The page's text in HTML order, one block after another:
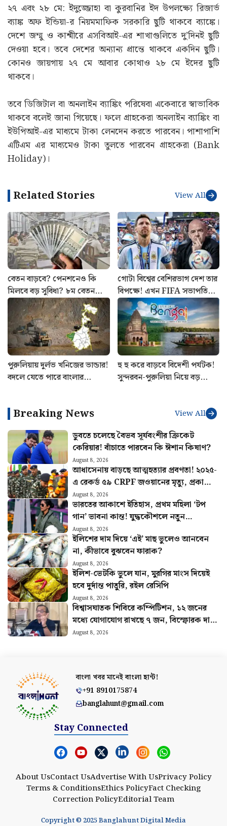
২৭ এবং ২৮ মে: ইদুজ্জোহা বা কুরবানির ইদ উপলক্ষ্যে রিজার্ভ
ব্যাঙ্ক অফ ইন্ডিয়া-র নিয়মমাফিক সরকারি ছুটি থাকবে ব্যাঙ্কে।
দেশে জম্মু ও কাশ্মীরে এসবিআই-এর শাখাগুলিতে দু’দিনই ছুটি
দেওয়া হবে। তবে দেশের অন্যান্য প্রান্তে থাকবে একদিন ছুটি।
কোনও জায়গায় ২৭ মে আবার কোথাও ২৮ মে ইদের ছুটি
থাকবে।
তবে ডিজিটাল বা অনলাইন ব্যাঙ্কিং পরিষেবা একেবারে স্বাভাবিক
থাকবে বলেই জানা গিয়েছে। ফলে গ্রাহকেরা অনলাইন ব্যাঙ্কিং বা
ইউপিআই-এর মাধ্যমে টাকা লেনদেন করতে পারবেন। পাশাপাশি
এটিএম এর মাধ্যমেও টাকা তুলতে পারবেন গ্রাহকেরা (Bank
Holiday)।
Related Stories View All
বেতন বাড়বে? পেনশনেও কি
মিলবে বড় সুবিধা? ৮ম বেতন
কমিশনের বৈঠক ঘিরে বাড়ছে
আশা
গোটা বিশ্বের বেশিরভাগ দেশ তার
বিপক্ষে! এখন FIFA সভাপতি
ইনফান্তিনোর পাশে দাঁড়ালো
মেসির আর্জেন্টিনা
পুরুলিয়ায় দুর্লভ খনিজের ভান্ডার!
বদলে যেতে পারে বাংলার
হু হু করে বাড়বে বিদেশী পর্যটক!
সুন্দরবন-পুরুলিয়া নিয়ে বড়
Breaking News View All
ডুবতে চলেছে বৈভব সূর্যবংশীর ক্রিকেট
কেরিয়ার! বাঁচাতে পারবেন কি ঈশান কিষাণ?
August 8, 2026
আধাসেনায় বাড়ছে আত্মহত্যার প্রবণতা! ২০২৫-
এ রেকর্ড ৫৯ CRPF জওয়ানের মৃত্যু, প্রকাশ্যে
রিপোর্ট
August 8, 2026
ভারতের আকাশে ইতিহাস, প্রথম মহিলা ‘টপ
গান’ ভাবনা কান্ত! যুদ্ধকৌশলে নতুন
মাইলফলক বায়ুসেনার
August 8, 2026
ইলিশের দাম দিয়ে ‘এই’ মাছ ভুলেও আনবেন
না, কীভাবে বুঝবেন ফারাক?
August 8, 2026
ইলিশ-ভেটকি ভুলে যান, মুরগির মাংস দিয়েই
হবে দুর্দান্ত পাতুরি, রইল রেসিপি
August 8, 2026
বিশ্বাসঘাতক শিবিরে কম্পিটিশন, ১২ জনের
মধ্যে যোগাযোগ রাখছে ৭ জন, বিস্ফোরক দাবি
কুণালের
August 8, 2026
বাংলা খবর মানেইবাংলা হান্ট!
+91 8910175874
banglahunt@gmail.com
Stay Connected
About UsContact UsAdvertise With UsPrivacy Policy
Terms & ConditionsEthics PolicyFact Checking
Correction PolicyEditorial Team
Copyright © 2025 Banglahunt Digital Media